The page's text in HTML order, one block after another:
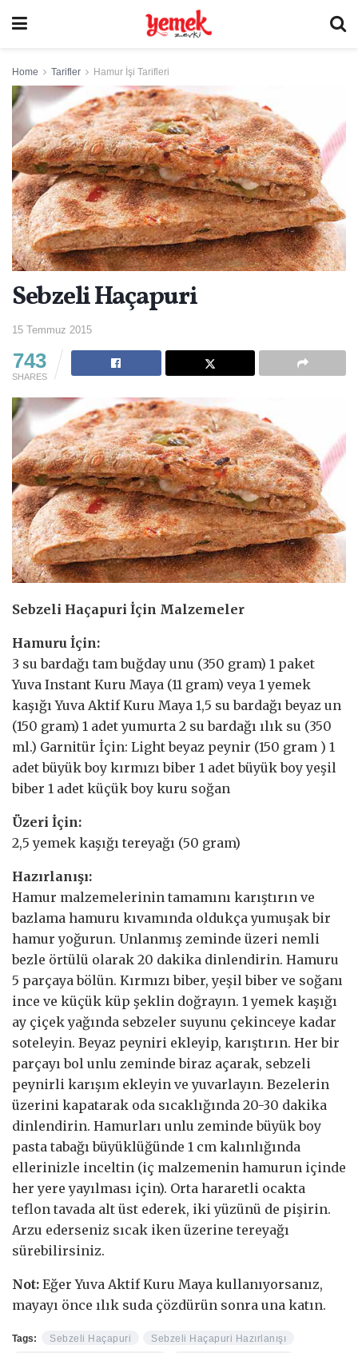
Home Tarifler Hamur İşi Tarifleri
Sebzeli Haçapuri
15 Temmuz 2015
743
SHARES
Sebzeli Haçapuri İçin Malzemeler
Hamuru İçin:
3 su bardağı tam buğday unu (350 gram) 1 paket
Yuva Instant Kuru Maya (11 gram) veya 1 yemek
kaşığı Yuva Aktif Kuru Maya 1,5 su bardağı beyaz un
(150 gram) 1 adet yumurta 2 su bardağı ılık su (350
ml.) Garnitür İçin: Light beyaz peynir (150 gram ) 1
adet büyük boy kırmızı biber 1 adet büyük boy yeşil
biber 1 adet küçük boy kuru soğan
Üzeri İçin:
2,5 yemek kaşığı tereyağı (50 gram)
Hazırlanışı:
Hamur malzemelerinin tamamını karıştırın ve
bazlama hamuru kıvamında oldukça yumuşak bir
hamur yoğurun. Unlanmış zeminde üzeri nemli
bezle örtülü olarak 20 dakika dinlendirin. Hamuru
5 parçaya bölün. Kırmızı biber, yeşil biber ve soğanı
ince ve küçük küp şeklin doğrayın. 1 yemek kaşığı
ay çiçek yağında sebzeler suyunu çekinceye kadar
soteleyin. Beyaz peyniri ekleyip, karıştırın. Her bir
parçayı bol unlu zeminde biraz açarak, sebzeli
peynirli karışım ekleyin ve yuvarlayın. Bezelerin
üzerini kapatarak oda sıcaklığında 20-30 dakika
dinlendirin. Hamurları unlu zeminde büyük boy
pasta tabağı büyüklüğünde 1 cm kalınlığında
ellerinizle inceltin (iç malzemenin hamurun içinde
her yere yayılması için). Orta hararetli ocakta
teflon tavada alt üst ederek, iki yüzünü de pişirin.
Arzu ederseniz sıcak iken üzerine tereyağı
sürebilirsiniz.
Not: Eğer Yuva Aktif Kuru Maya kullanıyorsanız,
mayayı önce ılık suda çözdürün sonra una katın.
Tags: Sebzeli Haçapuri
Sebzeli Haçapuri Hazırlanışı